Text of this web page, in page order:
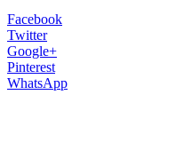
Facebook
Twitter
Google+
Pinterest
WhatsApp